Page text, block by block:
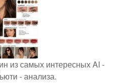
из самых интересных AI -
- анализа.